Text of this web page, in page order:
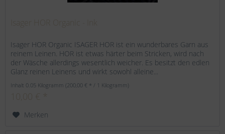
Isager HOR Organic ISAGER HOR ist ein wunderbares Garn aus
reinem Leinen. HOR ist etwas härter beim Stricken, wird nach
der Wäsche allerdings wesentlich weicher. Es besitzt den edlen
Glanz reinen Leinens und wirkt sowohl alleine...
Inhalt 0.05 Kilogramm(200,00 € * / 1 Kilogramm)
Merken